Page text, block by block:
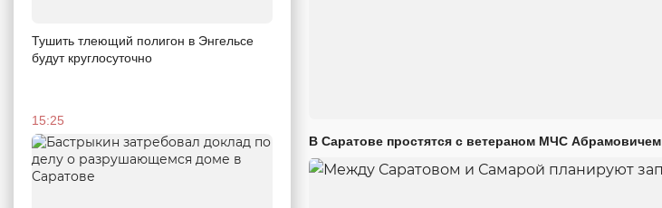
Тушить тлеющий полигон в Энгельсе
будут круглосуточно
15:25
В Саратове простятся с ветераном МЧС Абрамовичем